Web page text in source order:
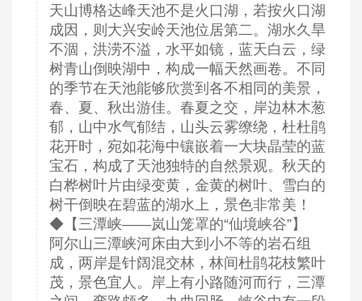
天山博格达峰天池不是火口湖，若按火口湖
成因，则大兴安岭天池位居第二。湖水久旱
不涸，洪涝不溢，水平如镜，蓝天白云，绿
树青山倒映湖中，构成一幅天然画卷。不同
的季节在天池能够欣赏到各不相同的美景，
春、夏、秋出游佳。春夏之交，岸边林木葱
郁，山中水气郁结，山头云雾缭绕，杜杜鹃
花开时，宛如花海中镶嵌着一大块晶莹的蓝
宝石，构成了天池独特的自然景观。秋天的
白桦树叶片由绿变黄，金黄的树叶、雪白的
树干倒映在碧蓝的湖水上，景色非常美！
◆【三潭峡——岚山笼罩的“仙境峡谷”】
阿尔山三潭峡河床由大到小不等的岩石组
成，两岸是针阔混交林，林间杜鹃花枝繁叶
茂，景色宜人。岸上有小路随河而行，三潭